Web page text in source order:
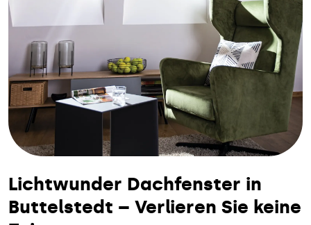
Lichtwunder Dachfenster in
Buttelstedt – Verlieren Sie keine